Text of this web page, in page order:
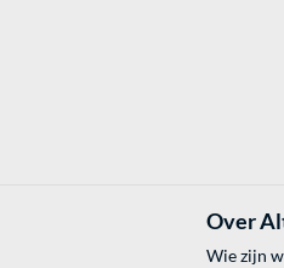
Over
Wie zijn